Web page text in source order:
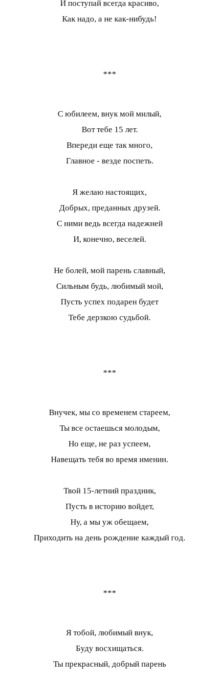
И поступай всегда красиво,
Как надо, а не как-нибудь!
***
С юбилеем, внук мой милый,
Вот тебе 15 лет.
Впереди еще так много,
Главное - везде поспеть.
Я желаю настоящих,
Добрых, преданных друзей.
С ними ведь всегда надежней
И, конечно, веселей.
Не болей, мой парень славный,
Сильным будь, любимый мой,
Пусть успех подарен будет
Тебе дерзкою судьбой.
***
Внучек, мы со временем стареем,
Ты все остаешься молодым,
Но еще, не раз успеем,
Навещать тебя во время именин.
Твой 15-летний праздник,
Пусть в историю войдет,
Ну, а мы уж обещаем,
Приходить на день рождение каждый год.
***
Я тобой, любимый внук,
Буду восхищаться.
Ты прекрасный, добрый парень